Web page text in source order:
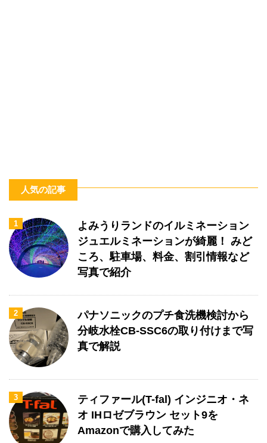
人気の記事
1
よみうりランドのイルミネーション
ジュエルミネーションが綺麗！ みど
ころ、駐車場、料金、割引情報など
写真で紹介
2
パナソニックのプチ食洗機検討から
分岐水栓CB-SSC6の取り付けまで写
真で解説
3
ティファール(T-fal) インジニオ・ネ
オ IHロゼブラウン セット9を
Amazonで購入してみた